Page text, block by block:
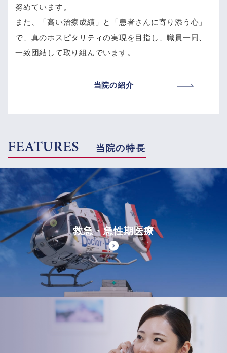
努めています。
また、「高い治療成績」と「患者さんに寄り添う心」
で、 真のホスピタリティの実現を目指し、職員一同、
一致団結して取り組んでいます。
当院の紹介
FEATURES 当院の特長
救急・急性期医療